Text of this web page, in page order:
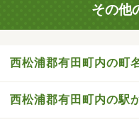
その他
西松浦郡有田町内の町
西松浦郡有田町内の駅